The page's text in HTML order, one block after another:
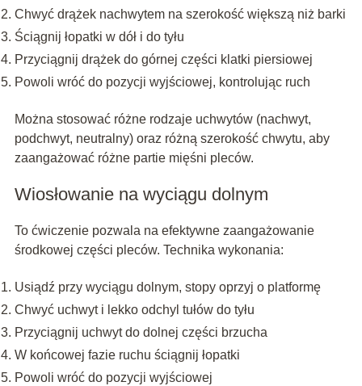
Chwyć drążek nachwytem na szerokość większą niż barki
Ściągnij łopatki w dół i do tyłu
Przyciągnij drążek do górnej części klatki piersiowej
Powoli wróć do pozycji wyjściowej, kontrolując ruch
Można stosować różne rodzaje uchwytów (nachwyt,
podchwyt, neutralny) oraz różną szerokość chwytu, aby
zaangażować różne partie mięśni pleców.
Wiosłowanie na wyciągu dolnym
To ćwiczenie pozwala na efektywne zaangażowanie
środkowej części pleców. Technika wykonania:
Usiądź przy wyciągu dolnym, stopy oprzyj o platformę
Chwyć uchwyt i lekko odchyl tułów do tyłu
Przyciągnij uchwyt do dolnej części brzucha
W końcowej fazie ruchu ściągnij łopatki
Powoli wróć do pozycji wyjściowej